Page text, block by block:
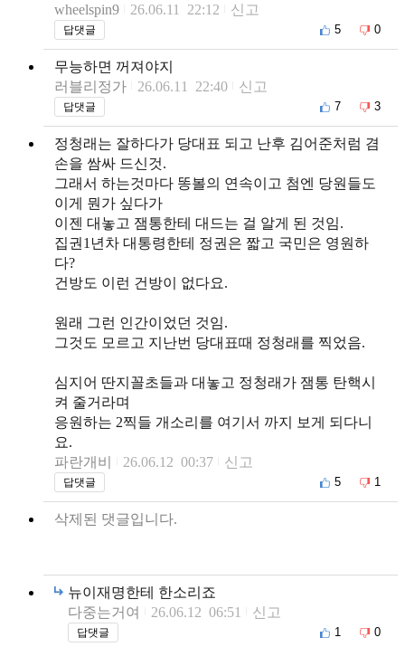
wheelspin9
26.06.11 22:12 신고
답댓글 5 0
무능하면 꺼져야지
러블리정가
26.06.11 22:40 신고
답댓글 7 3
정청래는 잘하다가 당대표 되고 난후 김어준처럼 겸
손을 쌈싸 드신것.
그래서 하는것마다 똥볼의 연속이고 첨엔 당원들도
이게 뭔가 싶다가
이젠 대놓고 잼통한테 대드는 걸 알게 된 것임.
집권1년차 대통령한테 정권은 짧고 국민은 영원하
다?
건방도 이런 건방이 없다요.
원래 그런 인간이었던 것임.
그것도 모르고 지난번 당대표때 정청래를 찍었음.
심지어 딴지꼴초들과 대놓고 정청래가 잼통 탄핵시
켜 줄거라며
응원하는 2찍들 개소리를 여기서 까지 보게 되다니
요.
파란개비
26.06.12 00:37 신고
답댓글 5 1
삭제된 댓글입니다.
뉴이재명한테 한소리죠
다중는거여
26.06.12 06:51 신고
답댓글 1 0